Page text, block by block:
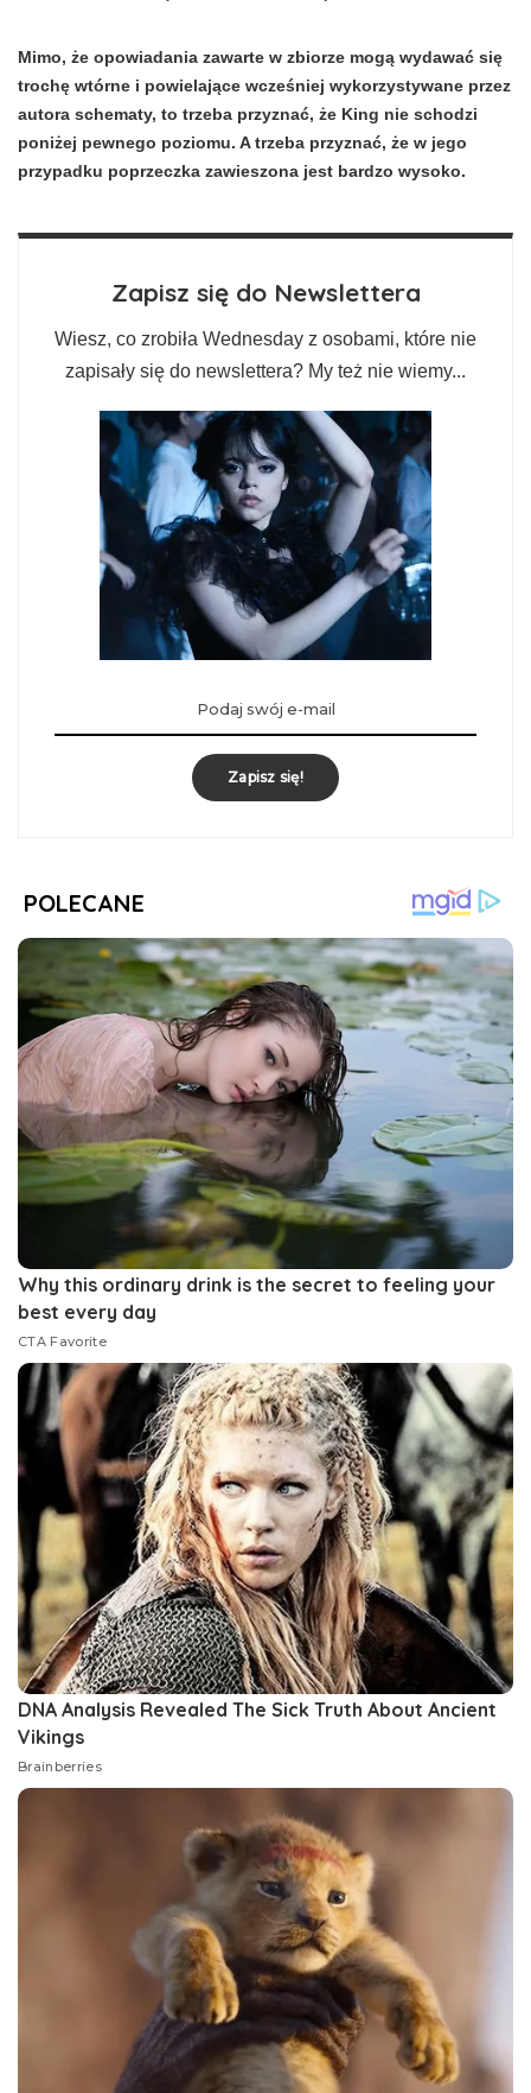
Mimo, że opowiadania zawarte w zbiorze mogą wydawać się
trochę wtórne i powielające wcześniej wykorzystywane przez
autora schematy, to trzeba przyznać, że King nie schodzi
poniżej pewnego poziomu. A trzeba przyznać, że w jego
przypadku poprzeczka zawieszona jest bardzo wysoko.
Zapisz się do Newslettera
Wiesz, co zrobiła Wednesday z osobami, które nie
zapisały się do newslettera? My też nie wiemy...
Zapisz się!